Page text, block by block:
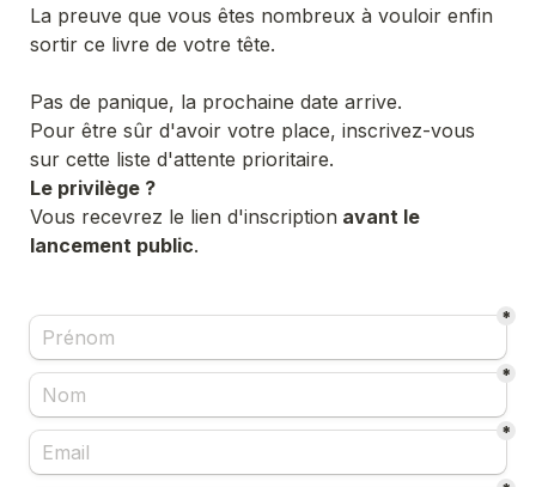
La preuve que vous êtes nombreux à vouloir enfin
sortir ce livre de votre tête.
Pas de panique, la prochaine date arrive.
Pour être sûr d'avoir votre place, inscrivez-vous
sur cette liste d'attente prioritaire.
Le privilège ?
Vous recevrez le lien d'inscription avant le
lancement public
*
*
*